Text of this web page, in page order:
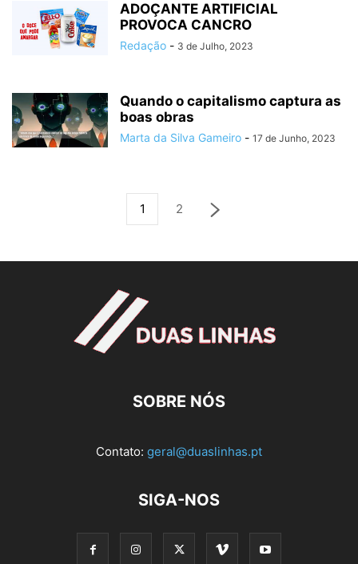
ADOÇANTE ARTIFICIAL
PROVOCA CANCRO
Redação - 3 de Julho, 2023
Quando o capitalismo captura as
boas obras
Marta da Silva Gameiro - 17 de Junho, 2023
1 2
SOBRE NÓS
Contato: geral@duaslinhas.pt
SIGA-NOS